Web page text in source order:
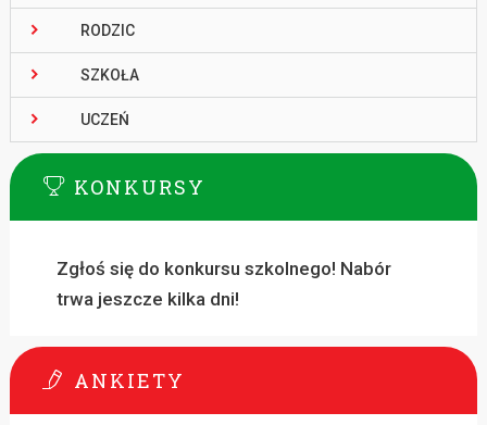
RODZIC
SZKOŁA
UCZEŃ
KONKURSY
Zgłoś się do konkursu szkolnego! Nabór
trwa jeszcze kilka dni!
ANKIETY